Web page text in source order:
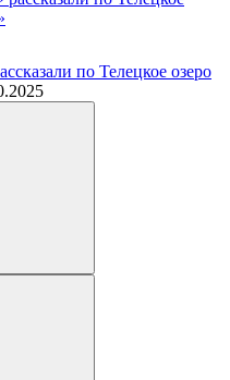
по Телецкое озеро